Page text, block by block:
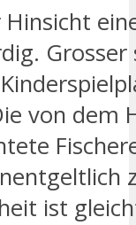
von dem
ist